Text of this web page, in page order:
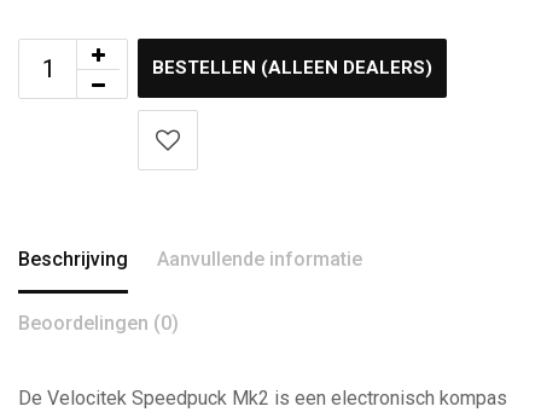
BESTELLEN (ALLEEN DEALERS)
Beschrijving Aanvullende informatie
Beoordelingen (0)
De Velocitek Speedpuck Mk2 is een electronisch kompas